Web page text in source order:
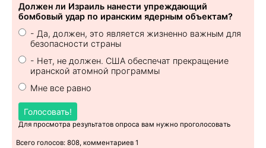
Должен ли Израиль нанести упреждающий
бомбовый удар по иранским ядерным объектам?
- Да, должен, это является жизненно важным для
безопасности страны
- Нет, не должен. США обеспечат прекращение
иранской атомной программы
Мне все равно
Голосовать!
Для просмотра результатов опроса вам нужно проголосовать
Всего голосов: 808, комментариев 1